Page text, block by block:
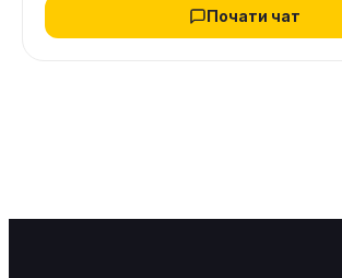
Почати чат